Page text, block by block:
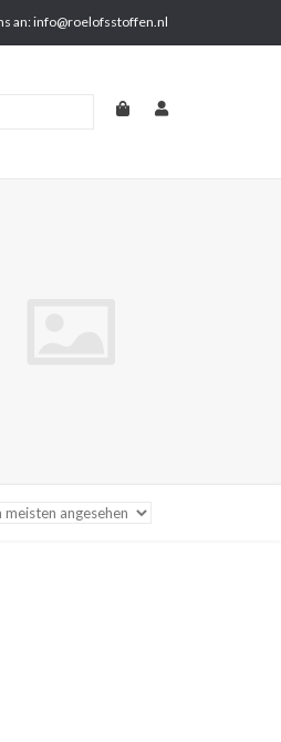
an:info@roelofsstoffen.nl